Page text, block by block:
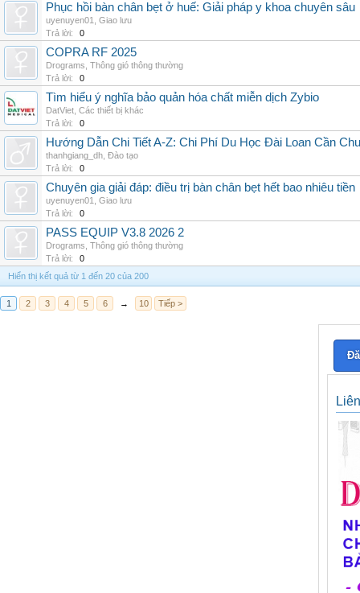
Phục hồi bàn chân bẹt ở huế: Giải pháp y khoa chuyên sâu
uyenuyen01
Giao lưu
Trả lời:
0
COPRA RF 2025
Drograms Thông gió thông thường
Trả lời:
0
Tìm hiểu ý nghĩa bảo quản hóa chất miễn dịch Zybio
DatViet Các thiết bị khác
Trả lời:
0
Hướng Dẫn Chi Tiết A-Z: Chi Phí Du Học Đài Loan Cần
thanhgiang_dh Đào tạo
Trả lời:
0
Chuyên gia giải đáp: điều trị bàn chân bẹt hết bao nhiêu tiền
uyenuyen01
Giao lưu
Trả lời:
0
PASS EQUIP V3.8 2026 2
Drograms Thông gió thông thường
Trả lời:
0
Hiển thị kết quả từ 1 đến 20 của 200
1 2 3 4 5 6 → 10 Tiếp >